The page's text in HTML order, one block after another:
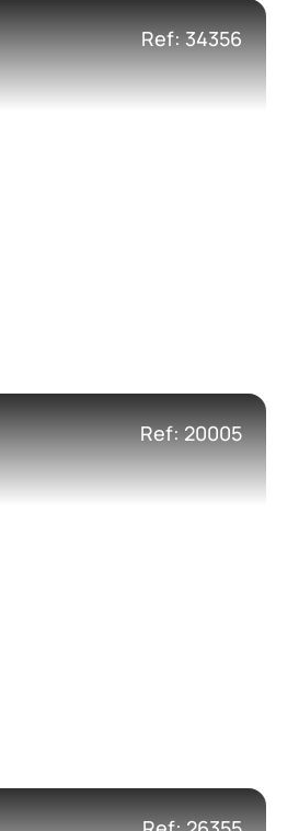
Ref: 34356
Ref: 20005